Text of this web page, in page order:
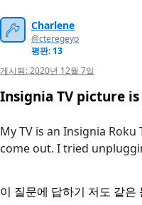
Charlene
@cteregeyo
평판: 13
게시됨:2020년 12월 7일
Insignia TV picture
My TV is an Insignia
come out. I tried
이 질문에 답하기 저도 같은